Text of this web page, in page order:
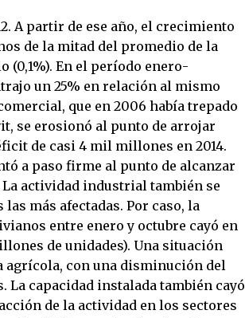
A partir de ese año, el crecimiento
de la mitad del promedio de la
(0,1%). En el período enero-
un 25% en relación al mismo
que en 2006 había trepado
se erosionó al punto de arrojar
de casi 4 mil millones en 2014.
a paso firme al punto de alcanzar
La actividad industrial también se
más afectadas. Por caso, la
entre enero y octubre cayó en
de unidades). Una situación
con una disminución del
La capacidad instalada también cayó
de la actividad en los sectores